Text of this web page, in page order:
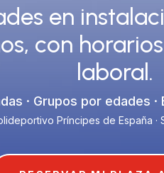
en
con
laboral.
· Grupos por edades
Príncipes de España ·